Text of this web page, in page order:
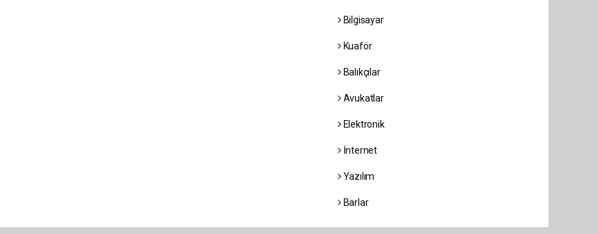
Bilgisayar
Kuaför
Balıkçılar
Avukatlar
Elektronik
İnternet
Yazılım
Barlar